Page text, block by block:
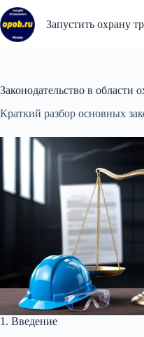
Перейти
к
сути
Запустить охрану
Законодательство в области
Краткий разбор основных
1. Введение